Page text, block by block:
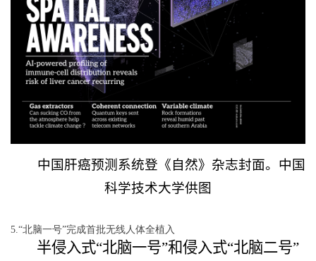
中国肝癌预测系统登《自然》杂志封面。中国
科学技术大学供图
5.“北脑一号”完成首批无线人体全植入
半侵入式“北脑一号”和侵入式“北脑二号”